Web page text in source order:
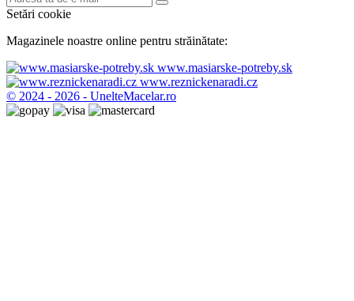
Setări cookie
Magazinele noastre online pentru străinătate:
www.masiarske-potreby.sk
www.reznickenaradi.cz
© 2024 - 2026 - UnelteMacelar.ro